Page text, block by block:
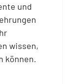
und
wissen,
können.